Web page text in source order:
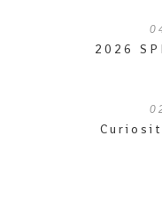
2026